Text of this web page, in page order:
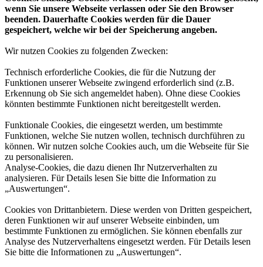
wenn Sie unsere Webseite verlassen oder Sie den Browser
beenden. Dauerhafte Cookies werden für die Dauer
gespeichert, welche wir bei der Speicherung angeben.
Wir nutzen Cookies zu folgenden Zwecken:
Technisch erforderliche Cookies, die für die Nutzung der
Funktionen unserer Webseite zwingend erforderlich sind (z.B.
Erkennung ob Sie sich angemeldet haben). Ohne diese Cookies
könnten bestimmte Funktionen nicht bereitgestellt werden.
Funktionale Cookies, die eingesetzt werden, um bestimmte
Funktionen, welche Sie nutzen wollen, technisch durchführen zu
können. Wir nutzen solche Cookies auch, um die Webseite für Sie
zu personalisieren.
Analyse-Cookies, die dazu dienen Ihr Nutzerverhalten zu
analysieren. Für Details lesen Sie bitte die Information zu
„Auswertungen“.
Cookies von Drittanbietern. Diese werden von Dritten gespeichert,
deren Funktionen wir auf unserer Webseite einbinden, um
bestimmte Funktionen zu ermöglichen. Sie können ebenfalls zur
Analyse des Nutzerverhaltens eingesetzt werden. Für Details lesen
Sie bitte die Informationen zu „Auswertungen“.